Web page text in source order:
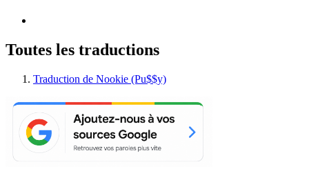
Toutes les traductions
Traduction de Nookie (Pu$$y)